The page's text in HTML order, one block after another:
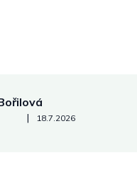
obchodu je 5 z 5 hvězdiček.
| 18.7.2026